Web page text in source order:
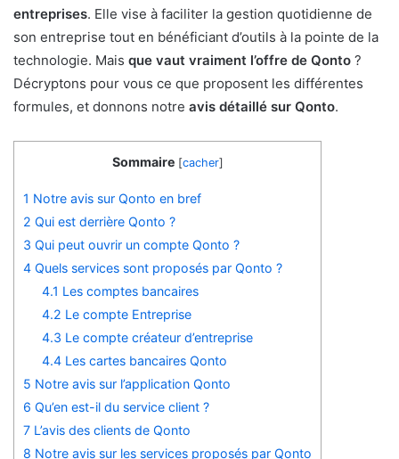
entreprises. Elle vise à faciliter la gestion quotidienne de
son entreprise tout en bénéficiant d’outils à la pointe de la
technologie. Mais que vaut vraiment l’offre de Qonto ?
Décryptons pour vous ce que proposent les différentes
formules, et donnons notre avis détaillé sur Qonto.
Sommaire [cacher]
1 Notre avis sur Qonto en bref
2 Qui est derrière Qonto ?
3 Qui peut ouvrir un compte Qonto ?
4 Quels services sont proposés par Qonto ?
4.1 Les comptes bancaires
4.2 Le compte Entreprise
4.3 Le compte créateur d’entreprise
4.4 Les cartes bancaires Qonto
5 Notre avis sur l’application Qonto
6 Qu’en est-il du service client ?
7 L’avis des clients de Qonto
8 Notre avis sur les services proposés par Qonto